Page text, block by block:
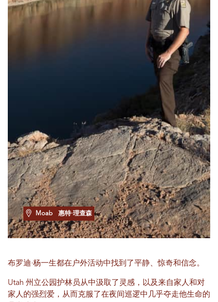
Moab 惠特·理查森
布罗迪·杨一生都在户外活动中找到了平静、惊奇和信念。
Utah 州立公园护林员从中汲取了灵感，以及来自家人和对
家人的强烈爱，从而克服了在夜间巡逻中几乎夺走他生命的